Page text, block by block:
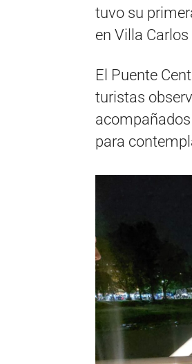
tuvo su
en Villa Carlos
El Puente
turistas
para